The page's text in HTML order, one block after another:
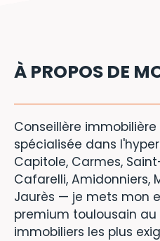
À PROPOS DE
Conseillère immobilière
spécialisée dans
Capitole, Carmes,
Cafarelli, Amidonniers,
Jaurès — je mets mon
premium toulousain
immobiliers les plus